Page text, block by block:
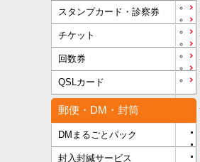
スタンプカード・診察券
チケット
回数券
QSLカード
郵便・DM・封筒
DMまるごとパック
封入封緘サービス